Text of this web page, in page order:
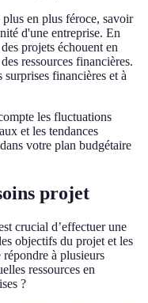
en plus féroce, savoir
d'une entreprise. En
projets échouent en
ressources financières.
financières et à
les fluctuations
et les tendances
votre plan budgétaire
projet
crucial d’effectuer une
objectifs du projet et les
répondre à plusieurs
ressources en
?